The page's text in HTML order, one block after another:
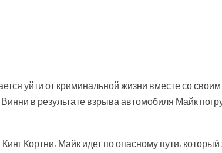
уйти от криминальной жизни вместе со
в результате взрыва автомобиля Майк
Кортни, Майк идет по опасному пути, который